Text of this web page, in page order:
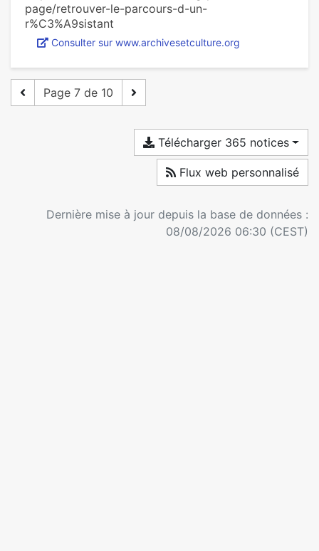
page/retrouver-le-parcours-d-un-
r%C3%A9sistant
Consulter sur www.archivesetculture.org
Page 7 de 10
Télécharger 365 notices
Flux web personnalisé
Dernière mise à jour depuis la base de données :
08/08/2026 06:30 (CEST)